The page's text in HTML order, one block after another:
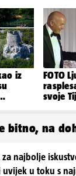
smeta
iz
FOTO
svoje
bitno, na
najbolje
u toku s